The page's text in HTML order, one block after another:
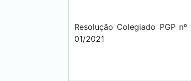
Resolução Colegiado PGP nº
01/2021